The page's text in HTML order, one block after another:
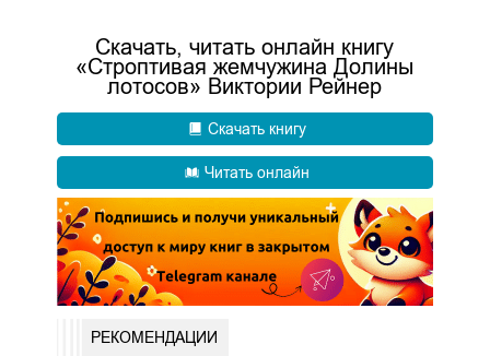
Скачать, читать онлайн книгу
«Строптивая жемчужина Долины
лотосов» Виктории Рейнер
Скачать книгу
Читать онлайн
РЕКОМЕНДАЦИИ